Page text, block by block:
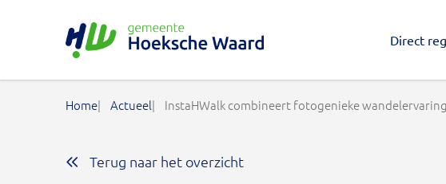
Direct
Home Actueel InstaHWalk combineert fotogenieke
Terug naar het overzicht